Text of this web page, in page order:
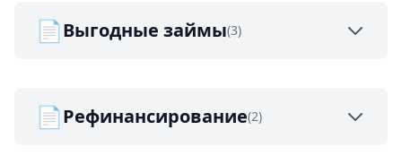
📄Выгодные займы(3)
📄Рефинансирование(2)